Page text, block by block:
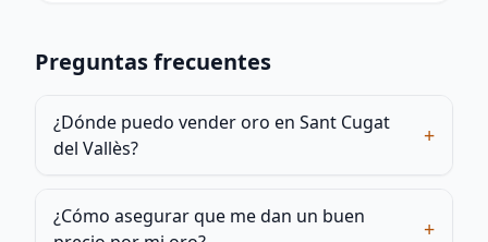
Preguntas frecuentes
¿Dónde puedo vender oro en Sant Cugat
del Vallès?
+
¿Cómo asegurar que me dan un buen
+